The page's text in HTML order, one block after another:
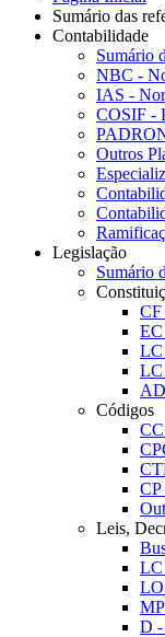
Sumário das
Contabilidade
Sumário
NBC -
IAS -
COSIF -
Outros
Legislação
Sumário
CF
EC
LC
LC
Códigos
CP
Leis,
LC
LO
D -